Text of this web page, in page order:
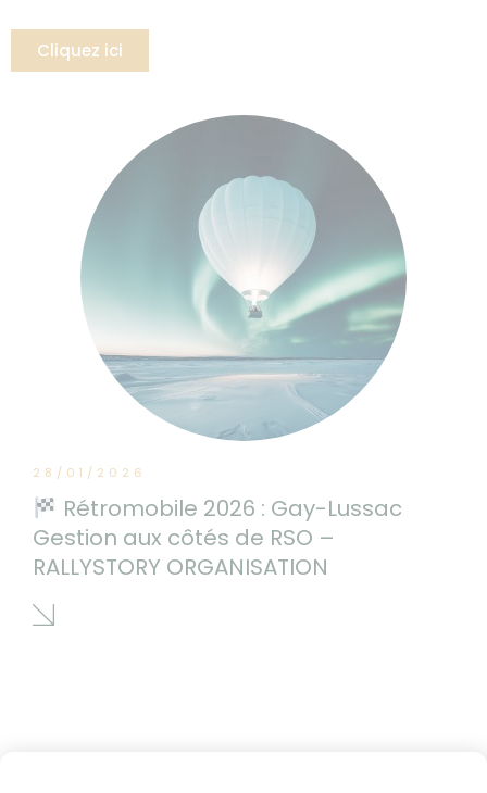
Cliquez ici
28/01/2026
Rétromobile 2026 : Gay-Lussac
Gestion aux côtés de RSO –
RALLYSTORY ORGANISATION